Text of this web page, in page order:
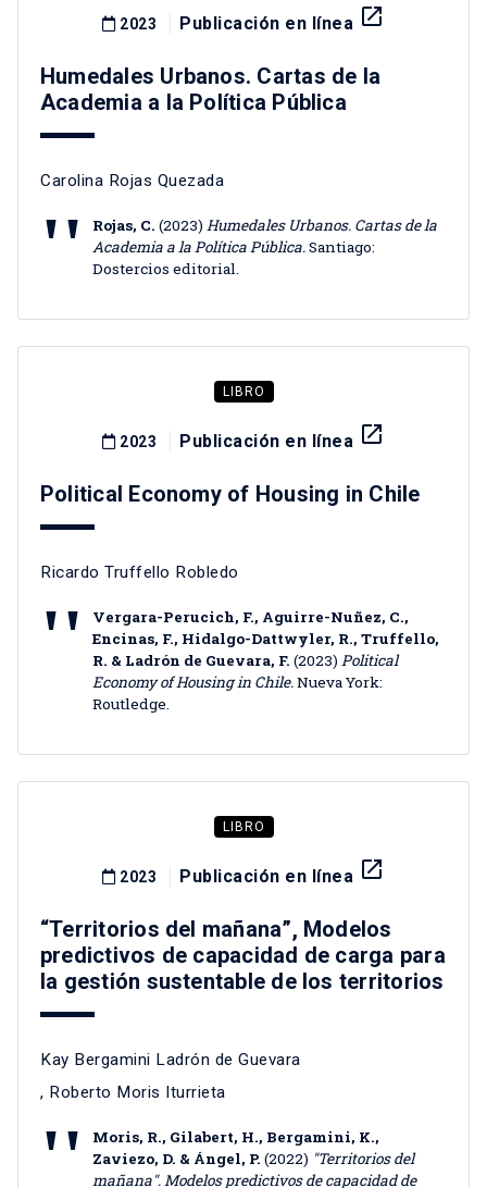
2023 Publicación en línea launch
Humedales Urbanos. Cartas de la
Academia a la Política Pública
Carolina Rojas Quezada
Rojas, C. (2023) Humedales Urbanos. Cartas de la
Academia a la Política Pública.Santiago:
Dostercios editorial.
LIBRO
2023 Publicación en línea launch
Political Economy of Housing in Chile
Ricardo Truffello Robledo
Vergara-Perucich, F., Aguirre-Nuñez, C.,
Encinas, F., Hidalgo-Dattwyler, R., Truffello,
R. & Ladrón de Guevara, F. (2023) Political
Economy of Housing in Chile.Nueva York:
Routledge.
LIBRO
2023 Publicación en línea launch
“Territorios del mañana”, Modelos
predictivos de capacidad de carga para
la gestión sustentable de los territorios
Kay Bergamini Ladrón de Guevara
, Roberto Moris Iturrieta
Moris, R., Gilabert, H., Bergamini, K.,
Zaviezo, D. & Ángel, P. (2022) "Territorios del
mañana". Modelos predictivos de capacidad de